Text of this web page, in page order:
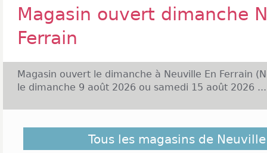
Magasin ouvert dimanche
Ferrain
Magasin ouvert le dimanche à Neuville En Ferrain
le dimanche 9 août 2026 ou samedi 15 août 2026 ...
Découvrez dans la liste ci-dessous les magasins
En Ferrain et ceux situés à proximité. Ils sont
Tous les magasins de